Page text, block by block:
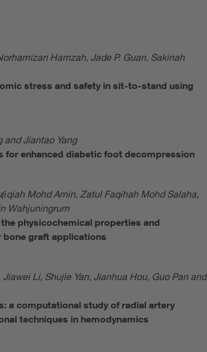
Hamzah, Jade P. Guan, Sakinah
stress and safety in sit-to-stand using
and Jiantao Yang
enhanced diabetic foot decompression
Mohd Amin, Zatul Faqihah Mohd Salaha,
Wahjuningrum
physicochemical properties and
graft applications
Li, Shujie Yan, Jianhua Hou, Guo Pan and
a computational study of radial artery
techniques in hemodynamics